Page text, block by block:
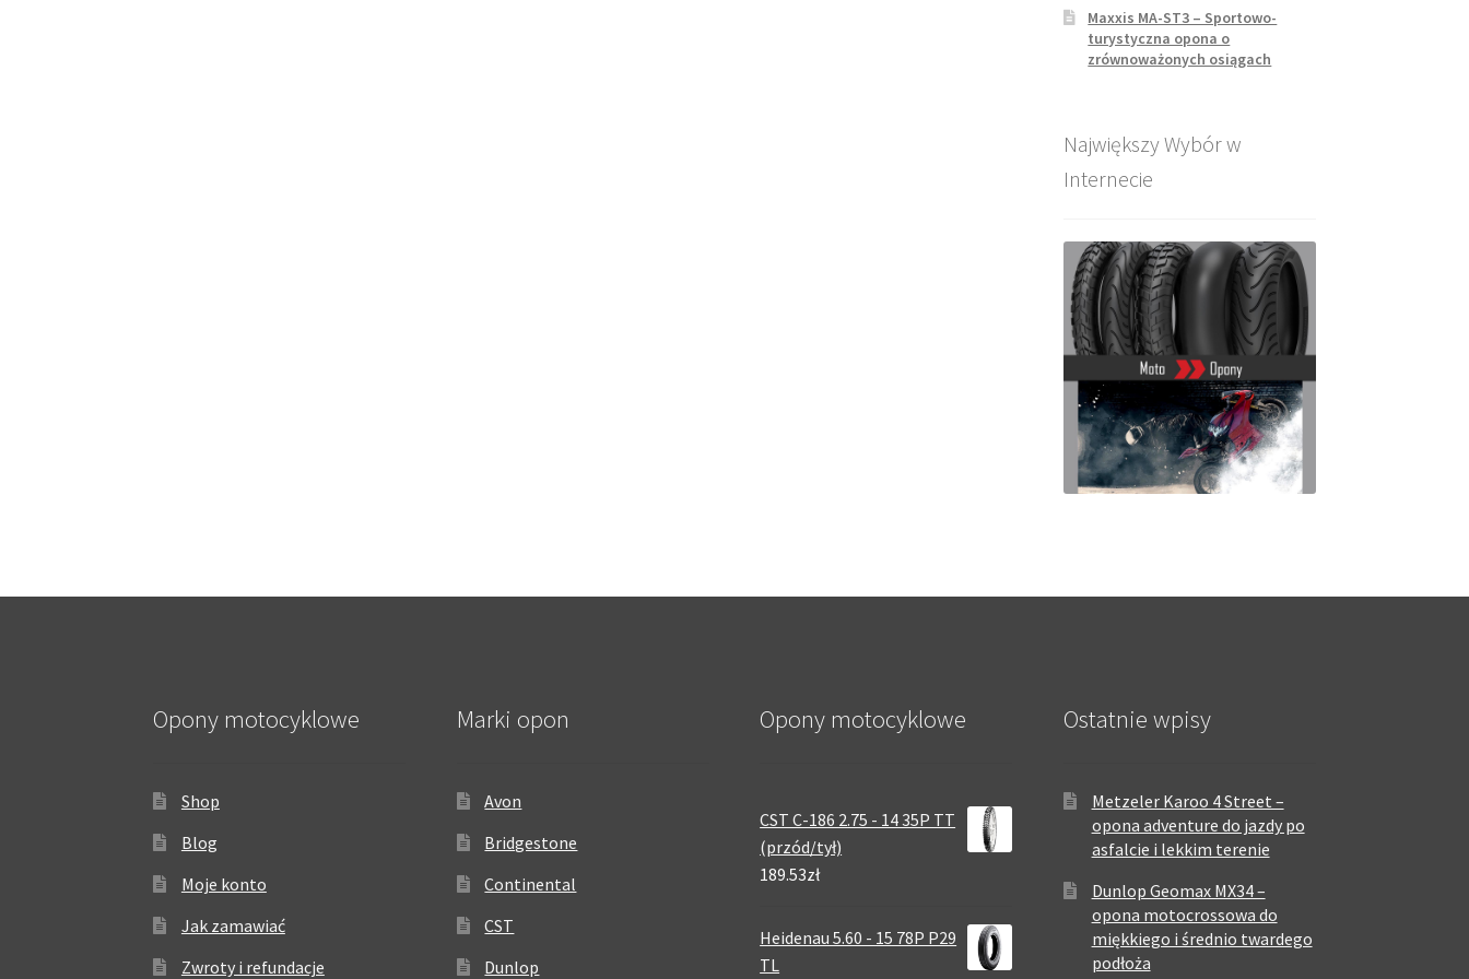
Maxxis MA-ST3 – Sportowo-
turystyczna opona o
zrównoważonych osiągach
Największy Wybór w
Internecie
Opony motocyklowe
Shop
Blog
Moje konto
Jak zamawiać
Zwroty i refundacje
Marki opon
Avon
Bridgestone
Continental
CST
Dunlop
Opony motocyklowe
CST C-186 2.75 - 14 35P TT
(przód/tył)
189.53zł
Heidenau 5.60 - 15 78P P29
TL
Ostatnie wpisy
Metzeler Karoo 4 Street –
opona adventure do jazdy po
asfalcie i lekkim terenie
Dunlop Geomax MX34 –
opona motocrossowa do
miękkiego i średnio twardego
podłoża